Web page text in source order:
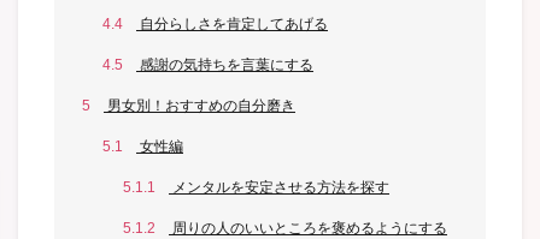
4.4 自分らしさを肯定してあげる
4.5 感謝の気持ちを言葉にする
5 男女別！おすすめの自分磨き
5.1 女性編
5.1.1 メンタルを安定させる方法を探す
5.1.2 周りの人のいいところを褒めるようにする